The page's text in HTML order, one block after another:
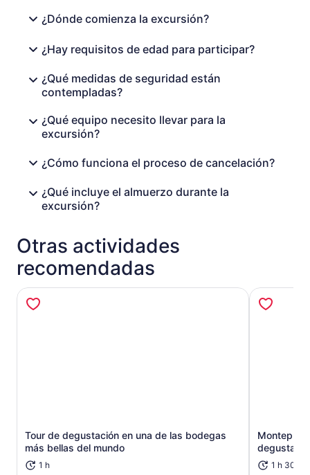
Montalcino y conocimientos sobre las tradiciones
vinícolas locales.
Puedes comprar vino de recuerdo aquí o esperar a la
experto ofrecerá consejos en el camino, pero una vez
que llegues, depende de ti cómo pasar el tiempo,
puedes comprar queso pecorino y otras especialidades
locales, encontrar la oportunidad perfecta para tomar
fotos o simplemente caminar por las calles como un
Luego, regresa a Roma con comodidad, satisfecho,
¿Dónde comienza la excursión?
¿Hay requisitos de edad para participar?
¿Qué medidas de seguridad están
contempladas?
¿Qué equipo necesito llevar para la
excursión?
¿Cómo funciona el proceso de cancelación?
¿Qué incluye el almuerzo durante la
excursión?
Otras actividades
recomendadas
Tour de degustación en una de las bodegas
más bellas del mundo
1 h
Se abrirá en una nueva pestaña
1 h 30 m